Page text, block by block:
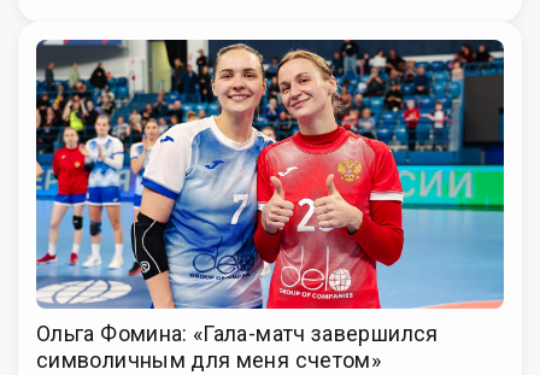
Ольга Фомина: «Гала-матч завершился
символичным для меня счетом»